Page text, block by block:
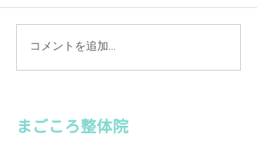
カルテは手書きの理由
（わけ）
コメントを追加…
まごころ整体院